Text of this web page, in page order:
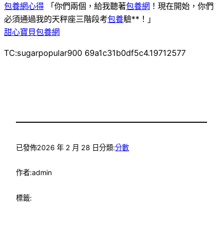
包養網心得 「你們兩個，給我聽著包養網 ！現在開始，你們
必須通過我的天秤座三階段考包養驗**！」
甜心寶貝包養網
TC:sugarpopular900 69a1c31b0df5c4.19712577
已發佈2026 年 2 月 28 日分類:分數
作者:admin
標籤: